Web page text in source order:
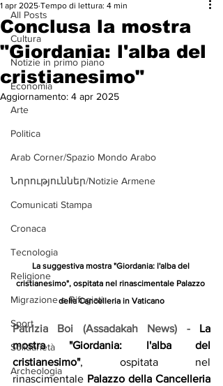
All Posts
Cultura
Notizie in primo piano
Economia
Arte
Politica
Arab Corner/Spazio Mondo Arabo
Նորություններ/Notizie Armene
Comunicati Stampa
Cronaca
Tecnologia
Religione
Migrazione e Rifugiati
Sport
Solidarietà
Archeologia
Conclusa la mostra
"Giordania: l'alba del
cristianesimo"
1 apr 2025 Tempo di lettura: 4 min
Aggiornamento: 4 apr 2025
La suggestiva mostra "Giordania: l'alba del
cristianesimo", ospitata nel rinascimentale Palazzo
della Cancelleria in Vaticano
Patrizia Boi (Assadakah News) - ​La
mostra "Giordania: l'alba del
cristianesimo", ospitata nel
rinascimentale Palazzo della Cancelleria